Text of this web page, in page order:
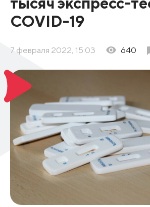
COVID-19
7 февраля 2022, 15:03 640